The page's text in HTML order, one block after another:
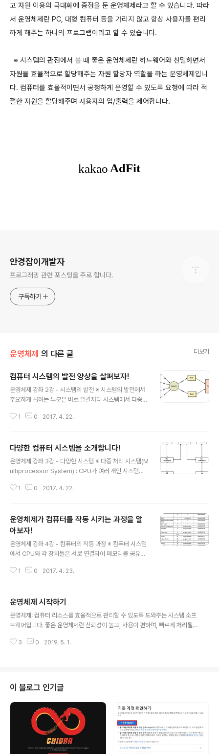
고 자원 이용의 극대화에 중점을 둔 운영체제라고 할 수 있습니다. 따라
서 운영체제란 PC, 대형 컴퓨터 등을 가리지 않고 항상 사용자를 편리
하게 해주는 하나의 프로그램이라고 할 수 있습니다.
※ 시스템의 관점에서 볼 때 좋은 운영체제란 하드웨어와 친밀하면서
자원을 효율적으로 할당해주는 자원 할당자 역할을 하는 운영체제입니
다. 컴퓨터를 효율적이면서 공정하게 운영할 수 있도록 요청에 따라 적
절한 자원을 할당해주며 사용자의 입/출력을 제어합니다.
안경잡이개발자
프로그래밍 관련 포스팅을 주로 합니다.
구독하기
운영체제 의 다른 글 더보기
컴퓨터 시스템의 발전 양상을 살펴보자!
운영체제 강좌 2강 - 시스템의 발전 ※ 시스템의 발전에서
주요하게 꼽히는 부분은 바로 일괄처리 시스템에서 다중
시스템 (Batch System) : 초기의 컴퓨터가 동작하는 방
처리할 수 있는 여건 또한 갖추지 못했습니다. 따라서 그 대
안으로 일괄처리 시스템이 운영체제에 도입이 됨으로써 비
슷한 것은 주기적으로 한 번에 묶어서 처리할 수 있게 되었
서 유사한 요구를 가지는 작업들을 함께 모아서 이들을 하
1 0 2017. 4. 22.
다양한 컴퓨터 시스템을 소개합니다!
운영체제 강좌 3강 - 다양한 시스템 ※ 다중 처리 시스템(M
ultiprocessor System) : CPU가 여러 개인 시스템을
조를 가지고 있습니다. 당연히 성능이 하나의 CPU가 있을
다중 처리 시스템 : 각 CPU가 하나의 운영체제 하에서 작
동합니다. 또한 CPU끼리 데이터를 효율적으로 공유하는
구조로 운용이 됩니다. - 비대칭적 다중 처리 시스템 : 각 처
리기마다 특정한 작업이 정해져 있고 하나의 주요 CPU가
명령을 수행합니다. ※ 분산 처리 시스템(Distributed ..
1 0 2017. 4. 22.
운영체제가 컴퓨터를 작동 시키는 과정을 알
아보자!
운영체제 강좌 4강 - 컴퓨터의 작동 과정 ※ 컴퓨터 시스템
에서 CPU와 각 장치들은 서로 연결되어 메모리를 공유합
도와주며 모든 기계들은 동기화되어 적절히 작동합니다. ※
레지스터 등을 초기화시킵니다. - 이후에 운영체제를 찾아
서 메모리에 적재합니다. - 운영체제는 첫 번째 프로세스를
즉시 실행합니다. - 인터럽트가 발생하면서 CPU가 각종
U에 인터럽트를 발생시킬 수 있습니다. 일반적으로 인터럽
1 0 2017. 4. 23.
운영체제 시작하기
운영체제: 컴퓨터 리소스를 효율적으로 관리할 수 있도록 도와주는 시스템 소프
트웨어입니다. 좋은 운영체제란 신뢰성이 높고, 사용이 편하며, 빠르게 처리될
OS 등이 있습니다. 운영체제는 크게 4가지 목차로 구성됩니다. [ 목차 ] 1) 프로
리: 입출력 장치를 효율적으로 관리 4) File 관리: 컴퓨터의 파일을 효율적으로
관리 일반적으로 시험이나 면접에서는 프로세스 관..
3 0 2019. 5. 1.
이 블로그 인기글